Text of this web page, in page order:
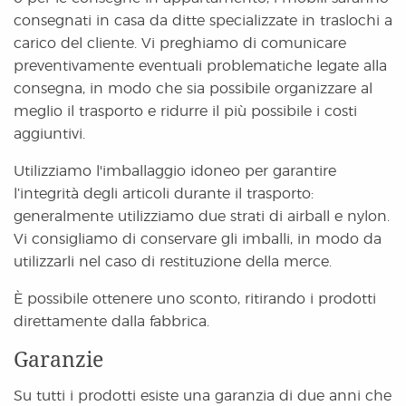
consegnati in casa da ditte specializzate in traslochi a
carico del cliente. Vi preghiamo di comunicare
preventivamente eventuali problematiche legate alla
consegna, in modo che sia possibile organizzare al
meglio il trasporto e ridurre il più possibile i costi
aggiuntivi.
Utilizziamo l'imballaggio idoneo per garantire
l’integrità degli articoli durante il trasporto:
generalmente utilizziamo due strati di airball e nylon.
Vi consigliamo di conservare gli imballi, in modo da
utilizzarli nel caso di restituzione della merce.
È possibile ottenere uno sconto, ritirando i prodotti
direttamente dalla fabbrica.
Garanzie
Su tutti i prodotti esiste una garanzia di due anni che